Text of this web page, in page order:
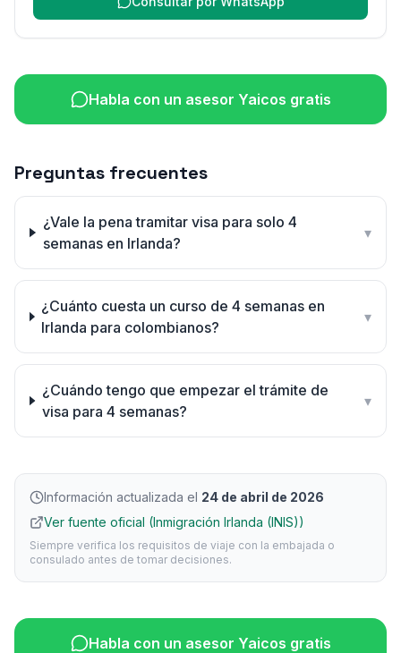
Habla con un asesor Yaicos gratis
Preguntas frecuentes
¿Vale la pena tramitar visa para solo 4
semanas en Irlanda?
▾
¿Cuánto cuesta un curso de 4 semanas en
Irlanda para colombianos?
▾
¿Cuándo tengo que empezar el trámite de
visa para 4 semanas?
▾
Información actualizada el 24 de abril de 2026
Ver fuente oficial (Inmigración Irlanda (INIS))
Siempre verifica los requisitos de viaje con la embajada o
consulado antes de tomar decisiones.
Habla con un asesor Yaicos gratis